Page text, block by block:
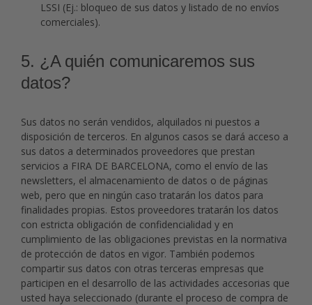
LSSI (Ej.: bloqueo de sus datos y listado de no envíos
comerciales).
5. ¿A quién comunicaremos sus
datos?
Sus datos no serán vendidos, alquilados ni puestos a
disposición de terceros. En algunos casos se dará acceso a
sus datos a determinados proveedores que prestan
servicios a FIRA DE BARCELONA, como el envío de las
newsletters, el almacenamiento de datos o de páginas
web, pero que en ningún caso tratarán los datos para
finalidades propias. Estos proveedores tratarán los datos
con estricta obligación de confidencialidad y en
cumplimiento de las obligaciones previstas en la normativa
de protección de datos en vigor. También podemos
compartir sus datos con otras terceras empresas que
participen en el desarrollo de las actividades accesorias que
usted haya seleccionado (durante el proceso de compra de